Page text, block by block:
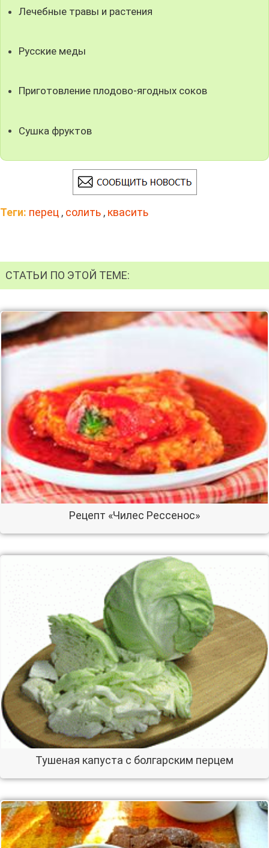
Лечебные травы и растения
Русские меды
Приготовление плодово-ягодных соков
Сушка фруктов
Теги: перец , солить , квасить
СТАТЬИ ПО ЭТОЙ ТЕМЕ:
Рецепт «Чилес Рессенос»
Тушеная капуста с болгарским перцем